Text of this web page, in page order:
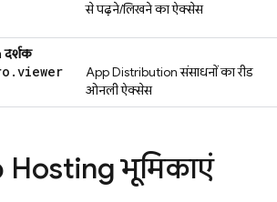
से पढ़ने/लिखने का ऐक्सेस
दर्शक
.viewer App Distributionसंसाधनों का रीड
ओनली ऐक्सेस
Hostingभूमिकाएं